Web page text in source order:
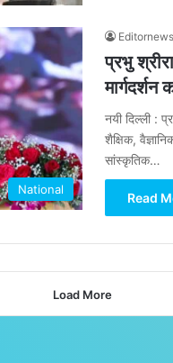
National
Editornews
प्रभु
मार्गदर्शन
नयी दिल्ली :
शैक्षिक,
सांस्कृतिक…
Read
Load More